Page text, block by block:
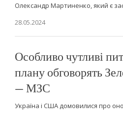
Олександр Мартиненко, який є
28.05.2024
Особливо чутливі
плану обговорять
— МЗС
Україна і США домовилися про